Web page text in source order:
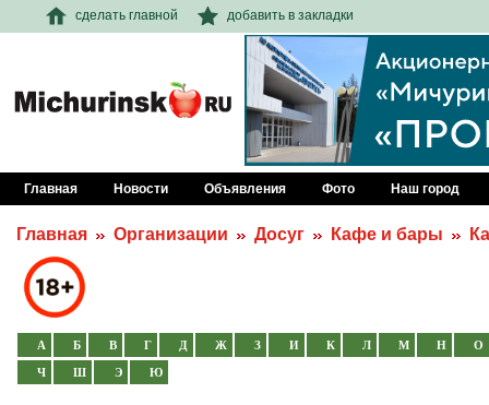
сделать главной добавить в закладки
Главная Новости Объявления Фото Наш город
Главная Организации Досуг Кафе и бары
А Б В Г Д Ж З И К Л М Н О
Ч Ш Э Ю